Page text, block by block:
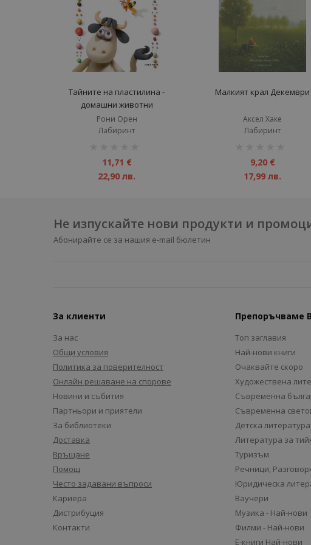
Тайните на пластилина -
домашни животни
Рони Орен
Лабиринт
11,71 €
22,90 лв.
Малкият крал Декември
Аксел Хаке
Лабиринт
9,20 €
17,99 лв.
Не изпускайте нови продукти и
Абонирайте се за нашия e-mail бюлетин
За клиенти
За нас
Общи условия
Политика за поверителност
Онлайн решаване на спорове
Новини и събития
Партньори и приятели
За библиотеки
Доставка
Връщане
Помощ
Често задавани въпроси
Кариера
Дистрибуция
Контакти
Препоръчваме
Топ заглавия
Най-нови книги
Очаквайте скоро
Художествена
Съвременна
Съвременна
Детска литература
Литература за
Туризъм
Речници,
Юридическа
Ваучери
Музика - Най-нови
Филми - Най-нови
Е-книги Най-нови